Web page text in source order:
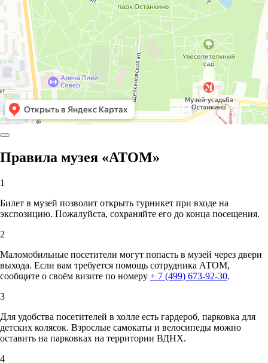
Правила музея «АТОМ»
1
Билет в музей позволит открыть турникет при входе на
экспозицию. Пожалуйста, сохраняйте его до конца посещения.
2
Маломобильные посетители могут попасть в музей через двери
выхода. Если вам требуется помощь сотрудника АТОМ,
сообщите о своём визите по номеру + 7 (499) 673-92-30.
3
Для удобства посетителей в холле есть гардероб, парковка для
детских колясок. Взрослые самокаты и велосипеды можно
оставить на парковках на территории ВДНХ.
4